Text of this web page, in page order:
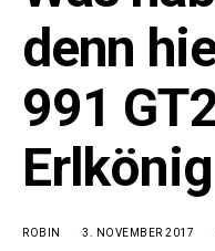
denn
991
ROBIN 3. NOVEMBER 2017